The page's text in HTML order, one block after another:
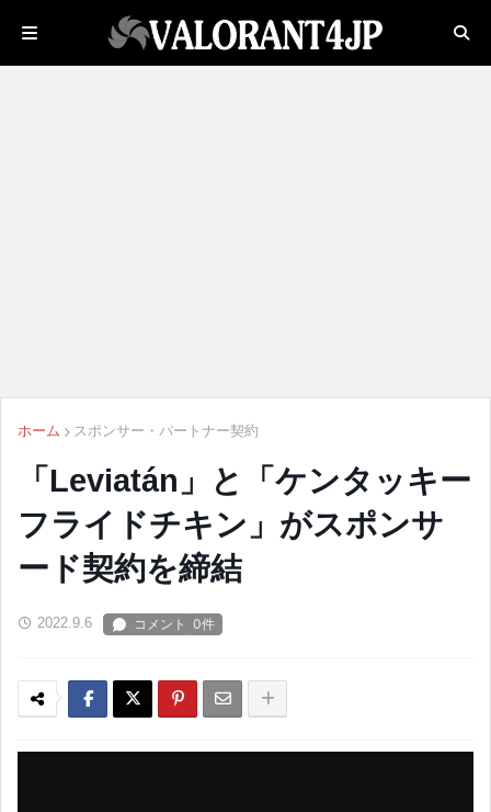
ホーム スポンサー・パートナー契約
「Leviatán」と「ケンタッキー
フライドチキン」がスポンサ
ード契約を締結
2022.9.6